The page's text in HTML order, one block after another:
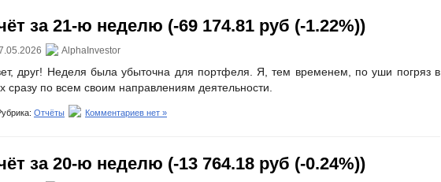
за 21-ю неделю (-69 174.81 руб (-1.22%))
AlphaInvestor
друг! Неделя была убыточна для портфеля. Я, тем временем, по уши погряз в
сразу по всем своим направлениям деятельности.
Отчёты Комментариев нет »
за 20-ю неделю (-13 764.18 руб (-0.24%))